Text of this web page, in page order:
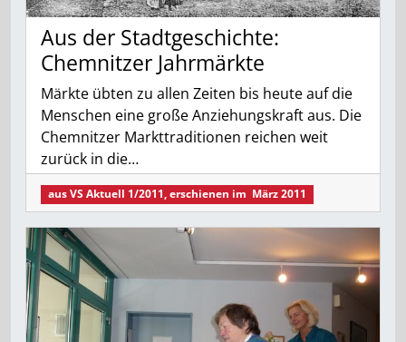
Aus der Stadtgeschichte:
Chemnitzer Jahrmärkte
Märkte übten zu allen Zeiten bis heute auf die
Menschen eine große Anziehungskraft aus. Die
Chemnitzer Markttraditionen reichen weit
zurück in die…
ausVS Aktuell 1/2011, erschienen im März 2011